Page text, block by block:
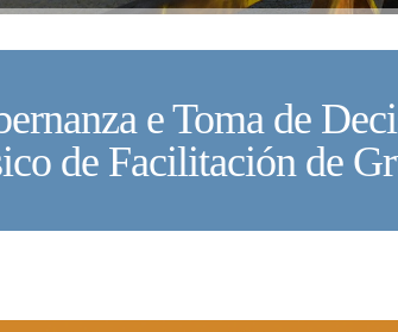
e Toma de
de Facilitación de